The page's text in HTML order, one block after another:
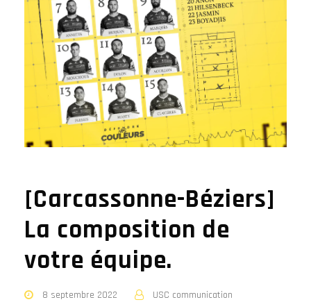
[Carcassonne-Béziers]
La composition de
votre équipe.
8 septembre 2022
USC communication